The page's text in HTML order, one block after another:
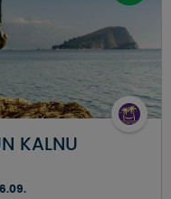
KALNU